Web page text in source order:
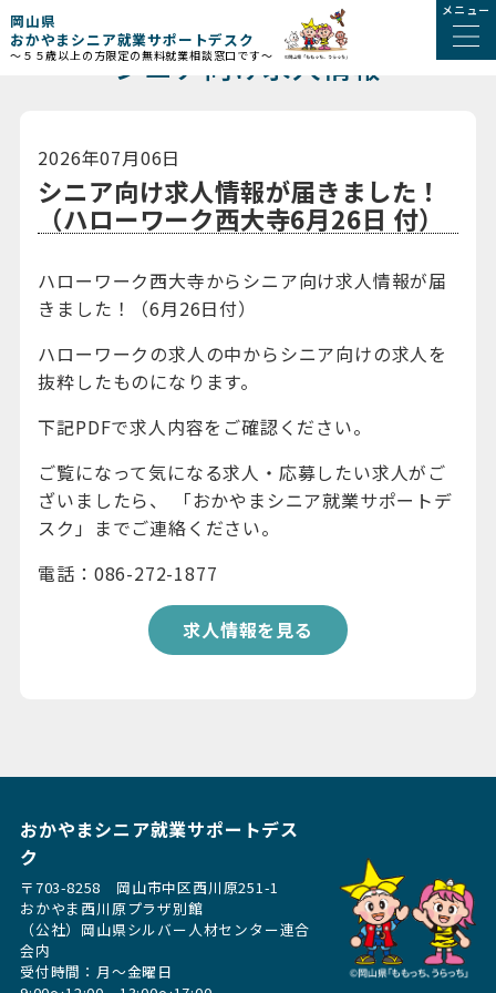
岡山県
おかやまシニア就業サポートデスク
～５５歳以上の方限定の無料就業相談窓口です～
メニュー
シニア向け求人情報
2026年07月06日
シニア向け求人情報が届きました！
（ハローワーク西大寺6月26日 付）
ハローワーク西大寺からシニア向け求人情報が届
きました！（6月26日付）
ハローワークの求人の中からシニア向けの求人を
抜粋したものになります。
下記PDFで求人内容をご確認ください。
ご覧になって気になる求人・応募したい求人がご
ざいましたら、 「おかやまシニア就業サポートデ
スク」までご連絡ください。
電話：086-272-1877
求人情報を見る
おかやまシニア就業サポートデス
ク
〒703-8258 岡山市中区西川原251-1
おかやま西川原プラザ別館
（公社）岡山県シルバー人材センター連合
会内
受付時間：月〜金曜日